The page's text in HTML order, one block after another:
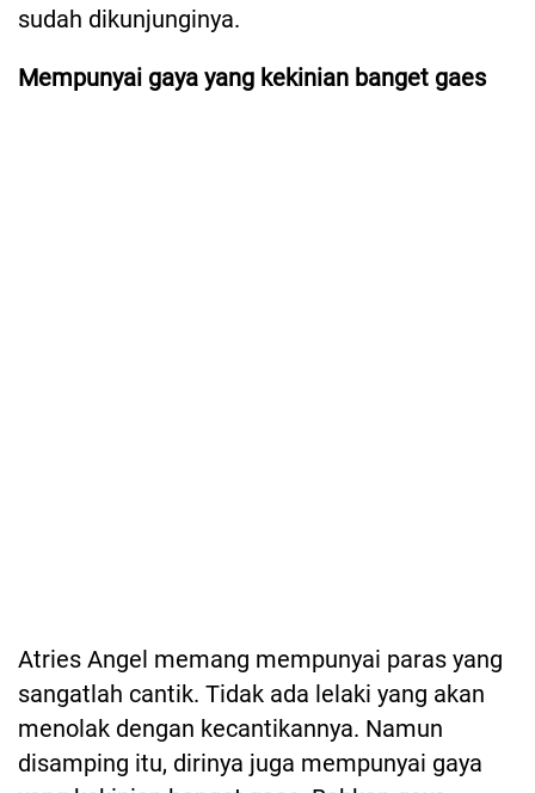
sudah dikunjunginya.
Mempunyai gaya yang kekinian banget gaes
Atries Angel memang mempunyai paras yang
sangatlah cantik. Tidak ada lelaki yang akan
menolak dengan kecantikannya. Namun
disamping itu, dirinya juga mempunyai gaya